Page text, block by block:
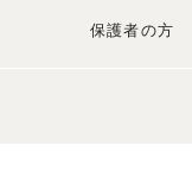
保護者の方